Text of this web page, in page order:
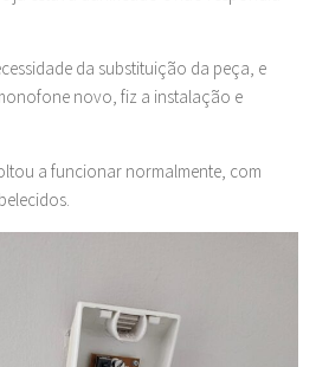
da substituição da peça, e
novo, fiz a instalação e
a funcionar normalmente, com